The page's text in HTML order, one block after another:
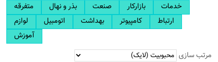
متفرقه بذر و نهال صنعت بازارکار
خدمات
لوازم
اتومبیل بهداشت کامپیوتر
ارتباط
آموزش
مرتب سازی